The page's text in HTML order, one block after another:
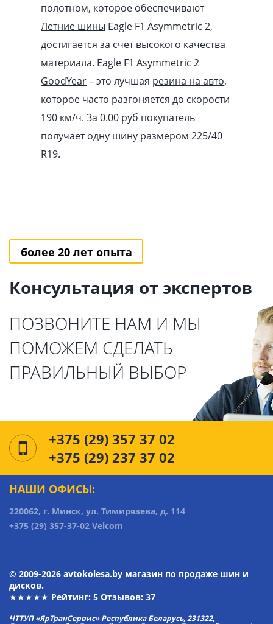
полотном, которое обеспечивают
Летние шины Eagle F1 Asymmetric 2,
достигается за счет высокого качества
материала. Eagle F1 Asymmetric 2
GoodYear– это лучшая резина на авто,
которое часто разгоняется до скорости
190 км/ч. За 0.00 pуб покупатель
получает одну шину размером 225/40
R19.
более 20 лет опыта
Консультация от экспертов
ПОЗВОНИТЕ НАМ И МЫ
ПОМОЖЕМ СДЕЛАТЬ
ПРАВИЛЬНЫЙ ВЫБОР
+375 (29) 357 37 02
+375 (29) 237 37 02
НАШИ ОФИСЫ:
220062, г. Минск, ул. Тимирязева, д. 114
+375 (29) 357-37-02 Velcom
© 2009-2026 avtokolesa.by магазин по продаже шин и
дисков.
★★★★★ Рейтинг: 5 Отзывов: 37
ЧТТУП «ЯрТранСервис» Республика Беларусь, 231322,